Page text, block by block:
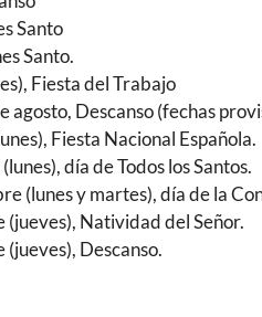
Santo
Santo.
Fiesta del Trabajo
agosto, Descanso (fechas
Fiesta Nacional Española.
día de Todos los Santos.
(lunes y martes), día de la
(jueves), Natividad del Señor.
Descanso.